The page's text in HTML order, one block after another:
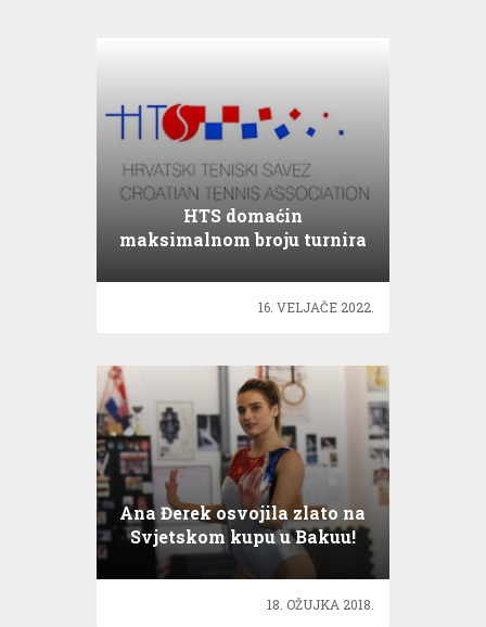
HTS domaćin
maksimalnom broju turnira
16. VELJAČE 2022.
Ana Đerek osvojila zlato na
Svjetskom kupu u Bakuu!
18. OŽUJKA 2018.